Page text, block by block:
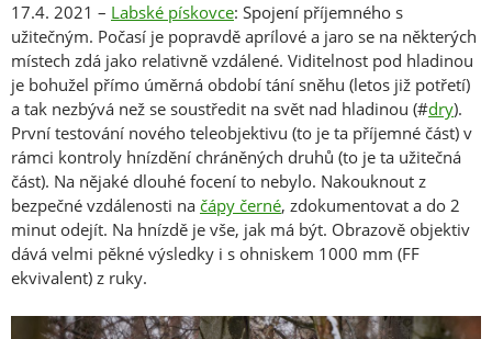
17.4. 2021 – Labské pískovce: Spojení příjemného s
užitečným. Počasí je popravdě aprílové a jaro se na některých
místech zdá jako relativně vzdálené. Viditelnost pod hladinou
je bohužel přímo úměrná období tání sněhu (letos již potřetí)
a tak nezbývá než se soustředit na svět nad hladinou (#dry).
První testování nového teleobjektivu (to je ta příjemné část) v
rámci kontroly hnízdění chráněných druhů (to je ta užitečná
část). Na nějaké dlouhé focení to nebylo. Nakouknout z
bezpečné vzdálenosti na čápy černé, zdokumentovat a do 2
minut odejít. Na hnízdě je vše, jak má být. Obrazově objektiv
dává velmi pěkné výsledky i s ohniskem 1000 mm (FF
ekvivalent) z ruky.